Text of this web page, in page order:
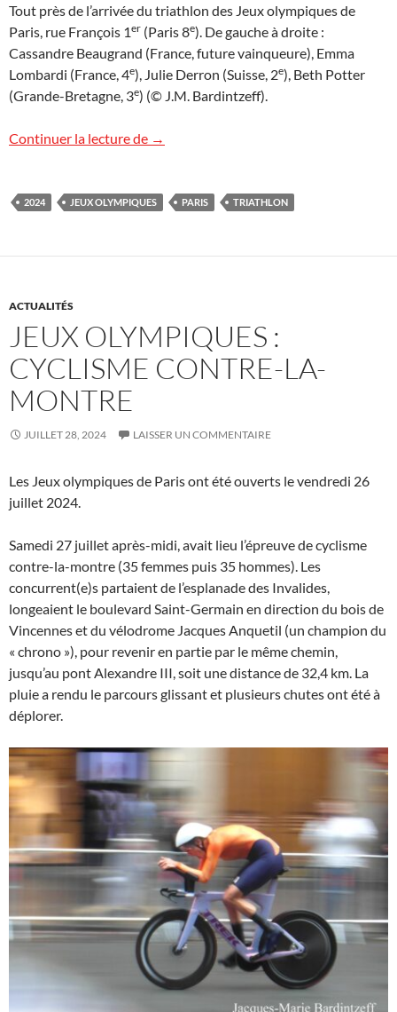
Tout près de l’arrivée du triathlon des Jeux olympiques de
Paris, rue François 1er (Paris 8e). De gauche à droite :
Cassandre Beaugrand (France, future vainqueure), Emma
Lombardi (France, 4e), Julie Derron (Suisse, 2e), Beth Potter
(Grande-Bretagne, 3e) (© J.M. Bardintzeff).
Continuer la lecture de Cassandre Beaugrand championne
→
2024 JEUX OLYMPIQUES PARIS TRIATHLON
ACTUALITÉS
JEUX OLYMPIQUES :
CYCLISME CONTRE-LA-
MONTRE
JUILLET 28, 2024 LAISSER UN COMMENTAIRE
Les Jeux olympiques de Paris ont été ouverts le vendredi 26
juillet 2024.
Samedi 27 juillet après-midi, avait lieu l’épreuve de cyclisme
contre-la-montre (35 femmes puis 35 hommes). Les
concurrent(e)s partaient de l’esplanade des Invalides,
longeaient le boulevard Saint-Germain en direction du bois de
Vincennes et du vélodrome Jacques Anquetil (un champion du
« chrono »), pour revenir en partie par le même chemin,
jusqu’au pont Alexandre III, soit une distance de 32,4 km. La
pluie a rendu le parcours glissant et plusieurs chutes ont été à
déplorer.